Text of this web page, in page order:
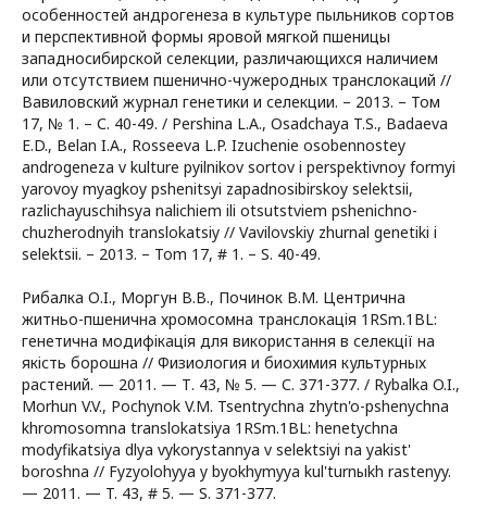
особенностей андрогенеза в культуре пыльников сортов
и перспективной формы яровой мягкой пшеницы
западносибирской селекции, различающихся наличием
или отсутствием пшенично-чужеродных транслокаций //
Вавиловский журнал генетики и селекции. – 2013. – Том
17, № 1. – С. 40-49. / Pershina L.A., Osadchaya T.S., Badaeva
E.D., Belan I.A., Rosseeva L.P. Izuchenie osobennostey
androgeneza v kulture pyilnikov sortov i perspektivnoy formyi
yarovoy myagkoy pshenitsyi zapadnosibirskoy selektsii,
razlichayuschihsya nalichiem ili otsutstviem pshenichno-
chuzherodnyih translokatsiy // Vavilovskiy zhurnal genetiki i
selektsii. – 2013. – Tom 17, # 1. – S. 40-49.
Рибалка О.I., Моргун В.В., Починок В.М. Центрична
житньо-пшенична хромосомна транслокацiя 1RSm.1BL:
генетична модифiкацiя для використання в селекцiї на
якiсть борошна // Физиология и биохимия культурных
растений. — 2011. — Т. 43, № 5. — С. 371-377. / Rybalka O.I.,
Morhun V.V., Pochynok V.M. Tsentrychna zhytn'o-pshenychna
khromosomna translokatsiya 1RSm.1BL: henetychna
modyfikatsiya dlya vykorystannya v selektsiyi na yakist'
boroshna // Fyzyolohyya y byokhymyya kul'turnыkh rastenyy.
— 2011. — T. 43, # 5. — S. 371-377.